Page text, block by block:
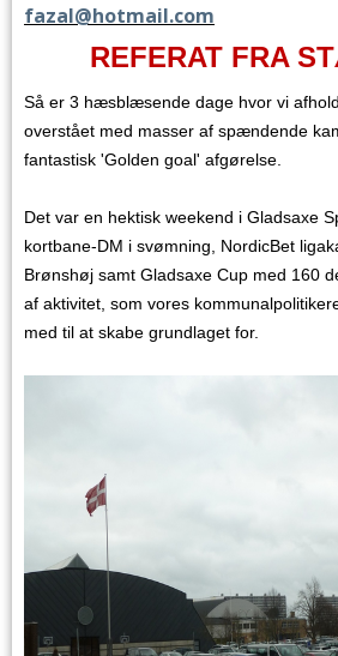
fazal@hotmail.com
REFERAT FRA
Så er 3 hæsblæsende dage hvor vi
overstået med masser af spændende
fantastisk 'Golden goal' afgørelse.
Det var en hektisk weekend i Gladsaxe
kortbane-DM i svømning, NordicBet
Brønshøj samt Gladsaxe Cup med 160
af aktivitet, som vores
med til at skabe grundlaget for.